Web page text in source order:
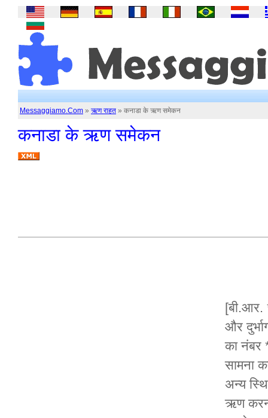
Messaggiamo.Com » ऋण राहत » कनाडा के ऋण समेकन
कनाडा के ऋण समेकन
[बी.आर.
और
का नंबर
सामना
अन्य
ऋण